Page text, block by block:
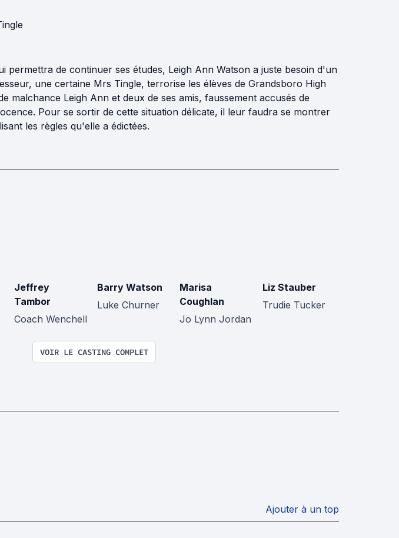
permettra de continuer ses études, Leigh Ann Watson a juste besoin d'un
une certaine Mrs Tingle, terrorise les élèves de Grandsboro High
malchance Leigh Ann et deux de ses amis, faussement accusés de
Pour se sortir de cette situation délicate, il leur faudra se montrer
les règles qu'elle a édictées.
Jeffrey
Tambor
Coach Wenchell
Barry Watson
Luke Churner
Marisa
Coughlan
Jo Lynn Jordan
Liz Stauber
Trudie Tucker
VOIR LE CASTING COMPLET
Ajouter à un top